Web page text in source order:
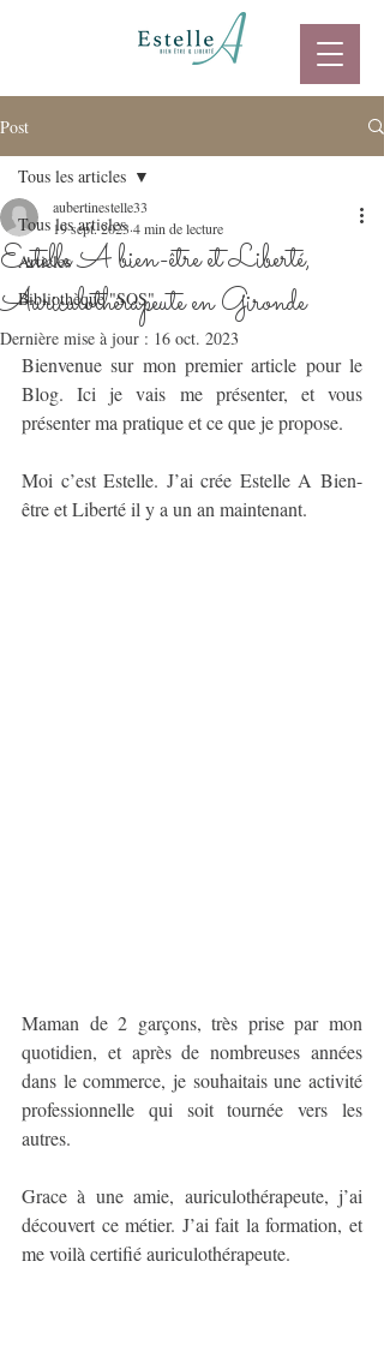
Post
Tous les articles
Articles
Bibliothèque "SOS"
Tous les articles
Estelle A bien-être et Liberté,
Auriculothérapeute en Gironde
aubertinestelle33
19 sept. 2023 4 min de lecture
Dernière mise à jour : 16 oct. 2023
Bienvenue sur mon premier article pour le
Blog. Ici je vais me présenter, et vous
présenter ma pratique et ce que je propose.
Moi c’est Estelle. J’ai crée Estelle A Bien-
être et Liberté il y a un an maintenant.
Maman de 2 garçons, très prise par mon
quotidien, et après de nombreuses années
dans le commerce, je souhaitais une activité
professionnelle qui soit tournée vers les
autres.
Grace à une amie, auriculothérapeute, j’ai
découvert ce métier. J’ai fait la formation, et
me voilà certifié auriculothérapeute.